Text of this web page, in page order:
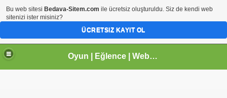
Oyun | Eğlence | Webmaster | tr.gg Paylaşım Sitesi | Arhavi |Kireçlik Köyü
Bu web sitesi Bedava-Sitem.com ile ücretsiz oluşturuldu. Siz de kendi web
sitenizi ister misiniz?
ÜCRETSIZ KAYIT OL